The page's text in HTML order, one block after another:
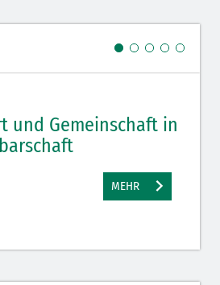
und Gemeinschaft in
MEHR